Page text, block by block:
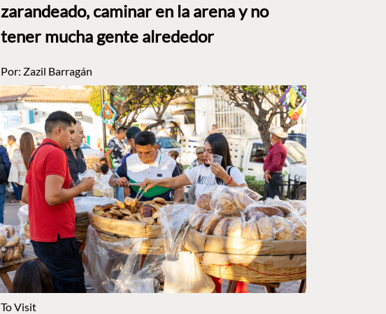
zarandeado, caminar en la arena y no
tener mucha gente alrededor
Por: Zazil Barragán
To Visit